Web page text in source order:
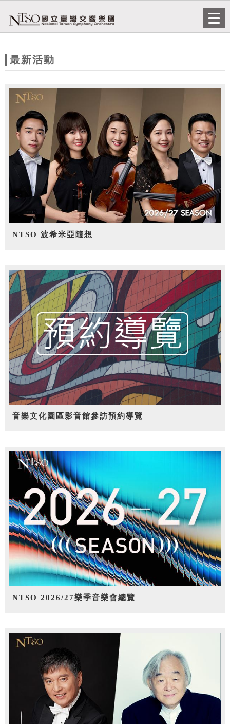
站
題
最新活動
NTSO 波希米亞隨想
音樂文化園區影音館參訪預約導覽
NTSO 2026/27樂季音樂會總覽